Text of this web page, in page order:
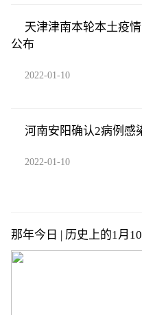
天津津南本轮本土疫
公布
2022-01-10
河南安阳确认2病例感
2022-01-10
那年今日 | 历史上的1月